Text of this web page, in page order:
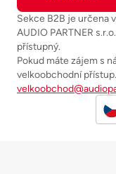
Sekce B2B je určena
AUDIO PARTNER
přístupný.
Pokud máte zájem s
velkoobchodní